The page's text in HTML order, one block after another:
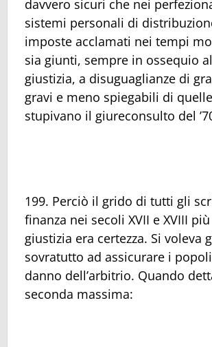
davvero sicuri che nei
sistemi personali di
imposte acclamati nei tempi
sia giunti, sempre in ossequio
giustizia, a disuguaglianze di
gravi e meno spiegabili di
stupivano il giureconsulto del
199. Perciò il grido di tutti gli
finanza nei secoli XVII e XVIII
giustizia era certezza. Si voleva
sovratutto ad assicurare i
danno dell’arbitrio. Quando
seconda massima: